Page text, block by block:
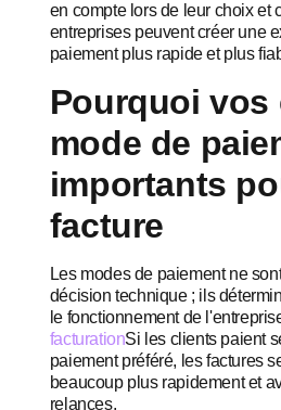
en compte lors de leur choix et
entreprises peuvent créer une
paiement plus rapide et plus
Pourquoi vos
mode de
importants
facture
Les modes de paiement ne
décision technique ; ils
le fonctionnement de
facturationSi les clients paient
paiement préféré, les factures
beaucoup plus rapidement et
relances.